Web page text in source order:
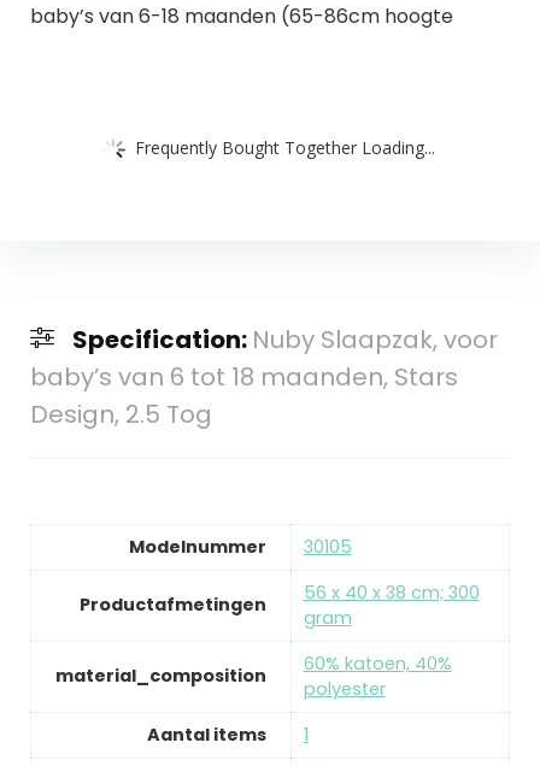
baby’s van 6-18 maanden (65-86cm hoogte
Frequently Bought Together Loading...
Specification: Nuby Slaapzak, voor
baby’s van 6 tot 18 maanden, Stars
Design, 2.5 Tog
Modelnummer 30105
Productafmetingen
56 x 40 x 38 cm; 300
gram
material_composition
60% katoen, 40%
polyester
Aantal items
1